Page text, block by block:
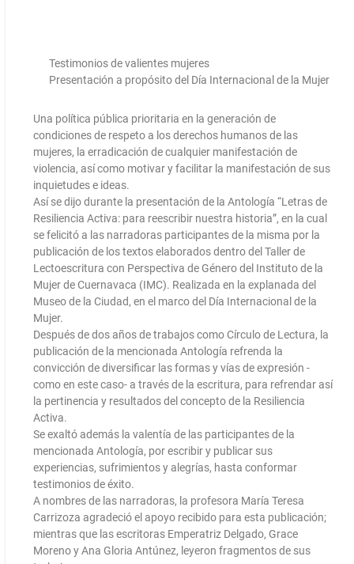
Testimonios de valientes mujeres
Presentación a propósito del Día Internacional de la Mujer
Una política pública prioritaria en la generación de
condiciones de respeto a los derechos humanos de las
mujeres, la erradicación de cualquier manifestación de
violencia, así como motivar y facilitar la manifestación de sus
inquietudes e ideas.
Así se dijo durante la presentación de la Antología “Letras de
Resiliencia Activa: para reescribir nuestra historia”, en la cual
se felicitó a las narradoras participantes de la misma por la
publicación de los textos elaborados dentro del Taller de
Lectoescritura con Perspectiva de Género del Instituto de la
Mujer de Cuernavaca (IMC). Realizada en la explanada del
Museo de la Ciudad, en el marco del Día Internacional de la
Mujer.
Después de dos años de trabajos como Círculo de Lectura, la
publicación de la mencionada Antología refrenda la
convicción de diversificar las formas y vías de expresión -
como en este caso- a través de la escritura, para refrendar así
la pertinencia y resultados del concepto de la Resiliencia
Activa.
Se exaltó además la valentía de las participantes de la
mencionada Antología, por escribir y publicar sus
experiencias, sufrimientos y alegrías, hasta conformar
testimonios de éxito.
A nombres de las narradoras, la profesora María Teresa
Carrizoza agradeció el apoyo recibido para esta publicación;
mientras que las escritoras Emperatriz Delgado, Grace
Moreno y Ana Gloria Antúnez, leyeron fragmentos de sus